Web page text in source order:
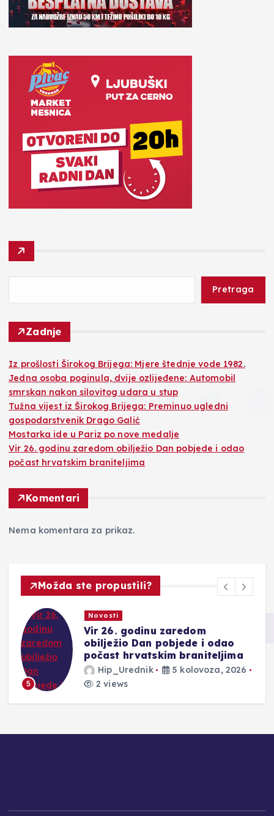
Pretraga
Zadnje
Iz prošlosti Širokog Brijega: Mjere štednje vode 1982.
Jedna osoba poginula, dvije ozlijeđene: Automobil
smrskan nakon silovitog udara u stup
Tužna vijest iz Širokog Brijega: Preminuo ugledni
gospodarstvenik Drago Galić
Mostarka ide u Pariz po nove medalje
Vir 26. godinu zaredom obilježio Dan pobjede i odao
počast hrvatskim braniteljima
Komentari
Nema komentara za prikaz.
Možda ste propustili?
5
Novosti
Vir 26. godinu zaredom
obilježio Dan pobjede i odao
počast hrvatskim braniteljima
Hip_Urednik
5 kolovoza, 2026
2 views